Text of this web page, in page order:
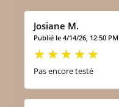
Josiane M.
Publié le 4/14/26, 12:50 PM
Pas encore testé